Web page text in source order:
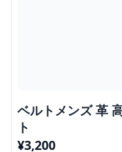
ベルトメンズ 革
ト
¥3,200